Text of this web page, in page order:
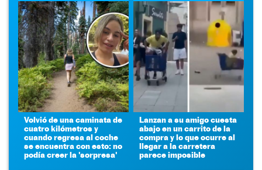
Volvió de una caminata de
cuatro kilómetros y
cuando regresa al coche
se encuentra con esto: no
podía creer la 'sorpresa'
Lanzan a su amigo cuesta
abajo en un carrito de la
compra y lo que ocurre al
llegar a la carretera
parece imposible